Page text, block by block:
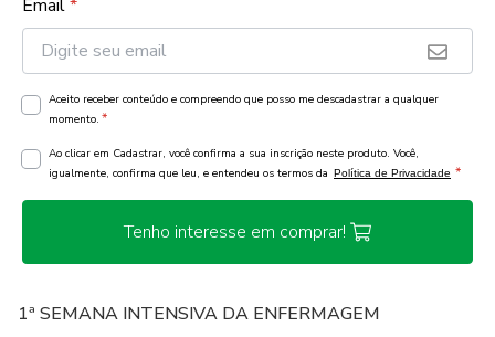
Email*
Aceito receber conteúdo e compreendo que posso me descadastrar a qualquer
momento. *
Ao clicar em Cadastrar, você confirma a sua inscrição neste produto. Você,
igualmente, confirma que leu, e entendeu os termos da Política de Privacidade *
Tenho interesse em comprar!
1ª SEMANA INTENSIVA DA ENFERMAGEM